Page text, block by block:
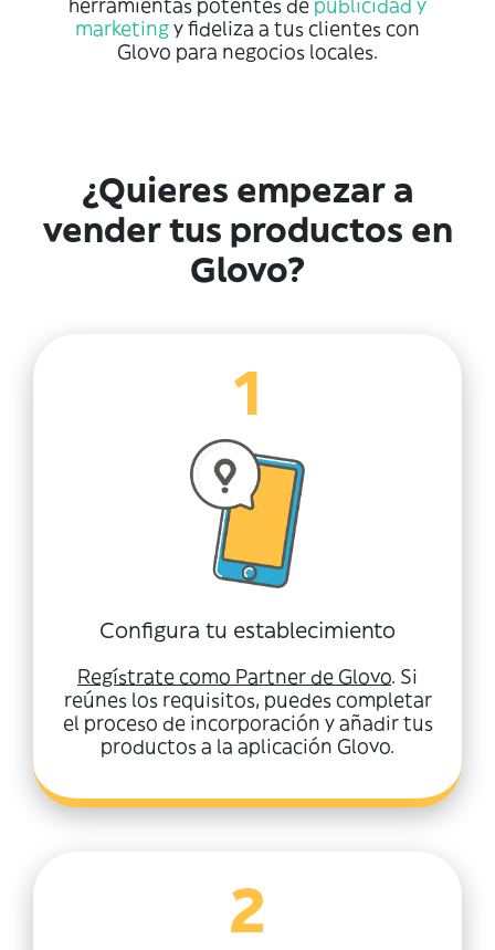
herramientas potentes de publicidad y
marketingy fideliza a tus clientes con
Glovo para negocios locales.
¿Quieres empezar a
vender tus productos en
Glovo?
1
Configura tu establecimiento
Regístrate como Partner de Glovo. Si
reúnes los requisitos, puedes completar
el proceso de incorporación y añadir tus
productos a la aplicación Glovo.
2